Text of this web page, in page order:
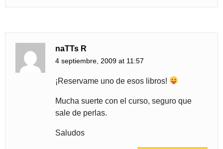
naTTs R
4 septiembre, 2009 at 11:57
¡Reservame uno de esos libros!
Mucha suerte con el curso, seguro que
sale de perlas.
Saludos